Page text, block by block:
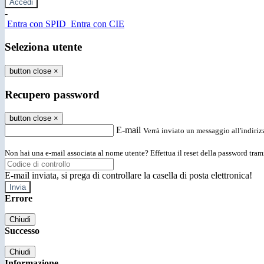
-
Entra con SPID Entra con CIE
Seleziona utente
button close ×
Recupero password
button close ×
E-mail Verrà inviato un messaggio
Non hai una e-mail associata al nome utente? Effettua il reset della password
E-mail inviata, si prega di controllare la casella di posta elettronica!
Errore
Chiudi
Successo
Chiudi